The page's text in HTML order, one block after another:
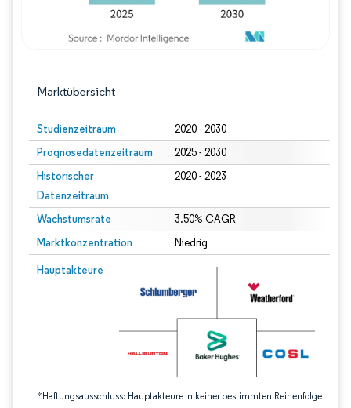
Marktübersicht
Studienzeitraum 2020 - 2030
Prognosedatenzeitraum 2025 - 2030
Historischer
Datenzeitraum
2020 - 2023
Wachstumsrate 3.50% CAGR
Marktkonzentration Niedrig
Hauptakteure
*Haftungsausschluss: Hauptakteure in keiner bestimmten Reihenfolge
Bild © Mordor Intelligence. Wiederverwendung erfordert Namensnennung